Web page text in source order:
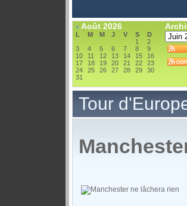
« Août 2026
L M M J V S
D
1
2
3
4 5 6 7 8
9
10
11 12 13 14 15
16
17
18 19 20 21 22
23
24
25 26 27 28 29
30
31
Tour